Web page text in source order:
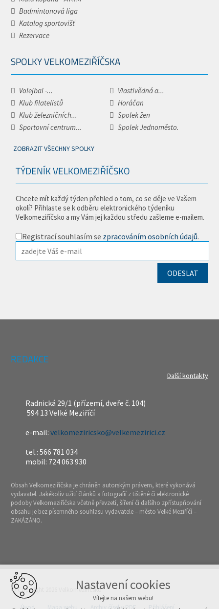
Badmintonová liga
Katalog sportovišť
Rezervace
SPOLKY VELKOMEZIŘÍČSKA
Volejbal -...
Vlastivědná a...
Klub filatelistů
Horáčan
Klub železničních...
Spolek žen
Sportovní centrum...
Spolek Jednoměsto.
ZOBRAZIT VŠECHNY SPOLKY
TÝDENÍK VELKOMEZIŘÍČSKO
Chcete mít každý týden přehled o tom, co se děje ve Vašem
okolí? Přihlaste se k odběru elektronického týdeníku
Velkomeziříčsko a my Vám jej každou středu zašleme e-mailem.
Registrací souhlasím se zpracováním osobních údajů.
REDAKCE
Další kontakty
Radnická 29/1 (přízemí, dveře č. 104)
594 13 Velké Meziříčí
e-mail:velkomeziricsko@velkemezirici.cz
tel.: 566 781 034
mobil: 724 063 930
Obsah Velkomeziříčska je chráněn autorským právem, které vykonává
vydavatel. Jakékoliv užití článků a fotografií z tištěné či elektronické
podoby Velkomeziříčska včetně převzetí, šíření či dalšího zpřístupňování
obsahu je bez písemného souhlasu vydavatele – město Velké Meziříčí –
ZAKÁZÁNO.
© Copyright 2026 Velkomeziříčsko
Úvod Mapa webu Archiv čísel v PDF Přihlášení
Nastavení cookies
Vítejte na našem webu!